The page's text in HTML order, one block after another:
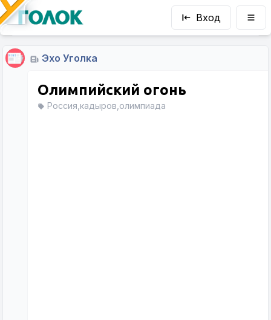
Вход
Эхо Уголка
Олимпийский огонь
Россия,кадыров,олимпиада